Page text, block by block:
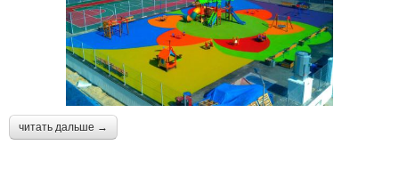
читать дальше →